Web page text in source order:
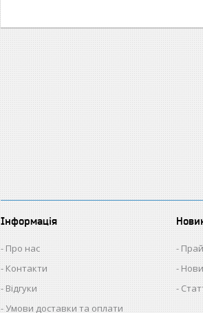
Інформація
Про нас
Контакти
Відгуки
Умови доставки та оплати